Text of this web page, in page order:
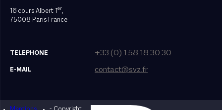
16 cours Albert 1er,
75008 Paris France
TELEPHONE +33 (0) 1 58 18 30 30
E-MAIL contact@svz.fr